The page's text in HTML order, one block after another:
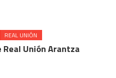
REAL UNIÓN
Unión Arantza